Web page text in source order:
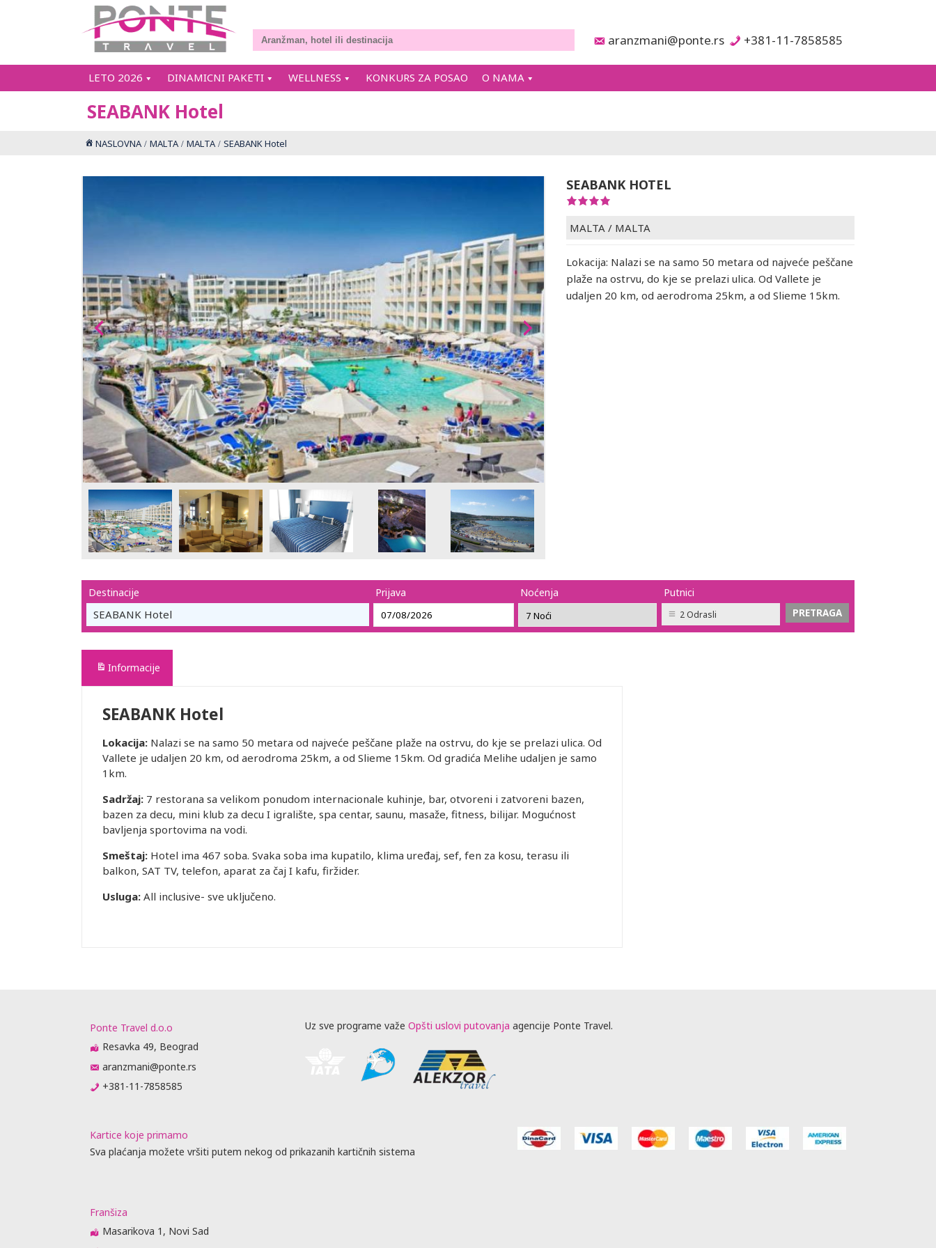
aranzmani@ponte.rs +381-11-7858585
LETO 2026 DINAMICNI PAKETI WELLNESS KONKURS ZA POSAO O NAMA
SEABANK Hotel
NASLOVNA MALTA MALTA SEABANK Hotel
SEABANK HOTEL
MALTA / MALTA
Lokacija: Nalazi se na samo 50 metara od najveće peščane
plaže na ostrvu, do kje se prelazi ulica. Od Vallete je
udaljen 20 km, od aerodroma 25km, a od Slieme 15km.
Destinacije
SEABANK Hotel
Prijava Noćenja Putnici
2 Odrasli
Informacije
SEABANK Hotel
Lokacija: Nalazi se na samo 50 metara od najveće peščane plaže na ostrvu, do kje se prelazi ulica. Od
Vallete je udaljen 20 km, od aerodroma 25km, a od Slieme 15km. Od gradića Melihe udaljen je samo
1km.
Sadržaj: 7 restorana sa velikom ponudom internacionale kuhinje, bar, otvoreni i zatvoreni bazen,
bazen za decu, mini klub za decu I igralište, spa centar, saunu, masaže, fitness, bilijar. Mogućnost
bavljenja sportovima na vodi.
Smeštaj: Hotel ima 467 soba. Svaka soba ima kupatilo, klima uređaj, sef, fen za kosu, terasu ili
balkon, SAT TV, telefon, aparat za čaj I kafu, firžider.
Usluga: All inclusive- sve uključeno.
Ponte Travel d.o.o
Resavka 49, Beograd
aranzmani@ponte.rs
+381-11-7858585
Uz sve programe važe Opšti uslovi putovanja agencije Ponte Travel.
Kartice koje primamo
Sva plaćanja možete vršiti putem nekog od prikazanih kartičnih sistema
Franšiza
Masarikova 1, Novi Sad